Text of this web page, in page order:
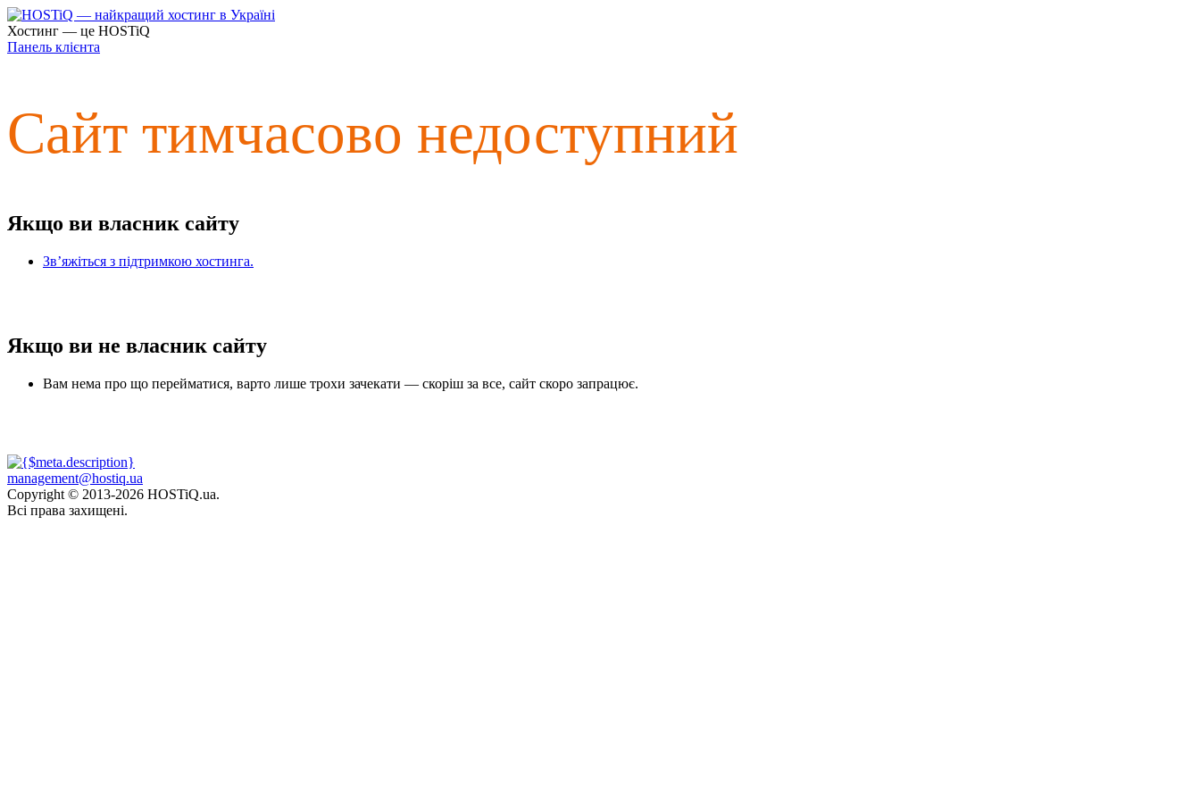
Хостинг — це HOSTiQ
Панель клієнта
Сайт тимчасово недоступний
Якщо ви власник сайту
Зв’яжіться з підтримкою хостинга.
Якщо ви не власник сайту
Вам нема про що перейматися, варто лише трохи зачекати — скоріш за все, сайт скоро запрацює.
management@hostiq.ua
Copyright © 2013-2026 HOSTiQ.ua.
Всі права захищені.